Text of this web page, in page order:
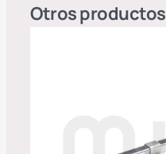
Otros productos